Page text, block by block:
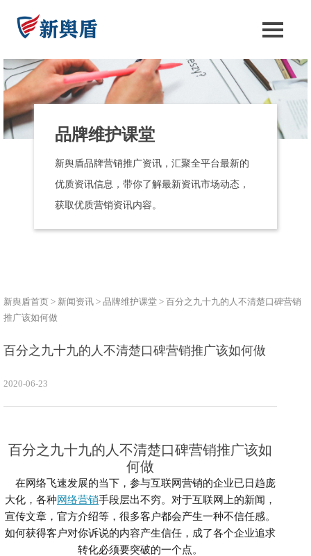
品牌维护课堂
新舆盾品牌营销推广资讯，汇聚全平台最新的
优质资讯信息，带你了解最新资讯市场动态，
获取优质营销资讯内容。
新舆盾首页 > 新闻资讯 > 品牌维护课堂 > 百分之九十九的人不清楚口碑营销
推广该如何做
百分之九十九的人不清楚口碑营销推广该如何做
2020-06-23
百分之九十九的人不清楚口碑营销推广该如
何做
在网络飞速发展的当下，参与互联网营销的企业已日趋庞
大化，各种网络营销手段层出不穷。对于互联网上的新闻，
宣传文章，官方介绍等，很多客户都会产生一种不信任感。
如何获得客户对你诉说的内容产生信任，成了各个企业追求
转化必须要突破的一个点。